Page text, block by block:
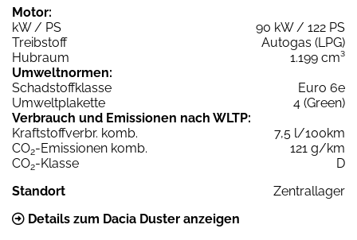
Motor:
kW / PS
90 kW / 122 PS
Treibstoff
Autogas (LPG)
Hubraum
1.199 cm³
Umweltnormen:
Schadstoffklasse
Euro 6e
Umweltplakette
4 (Green)
Verbrauch und Emissionen nach WLTP:
Kraftstoffverbr. komb.
7,5 l/100km
CO2-Emissionen komb.
121 g/km
CO2-Klasse
D
Standort
Zentrallager
Details zum Dacia Duster anzeigen